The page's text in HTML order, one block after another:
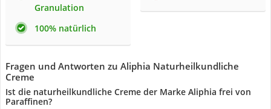
Granulation
100% natürlich
Fragen und Antworten zu Aliphia Naturheilkundliche
Creme
Ist die naturheilkundliche Creme der Marke Aliphia frei von
Paraffinen?